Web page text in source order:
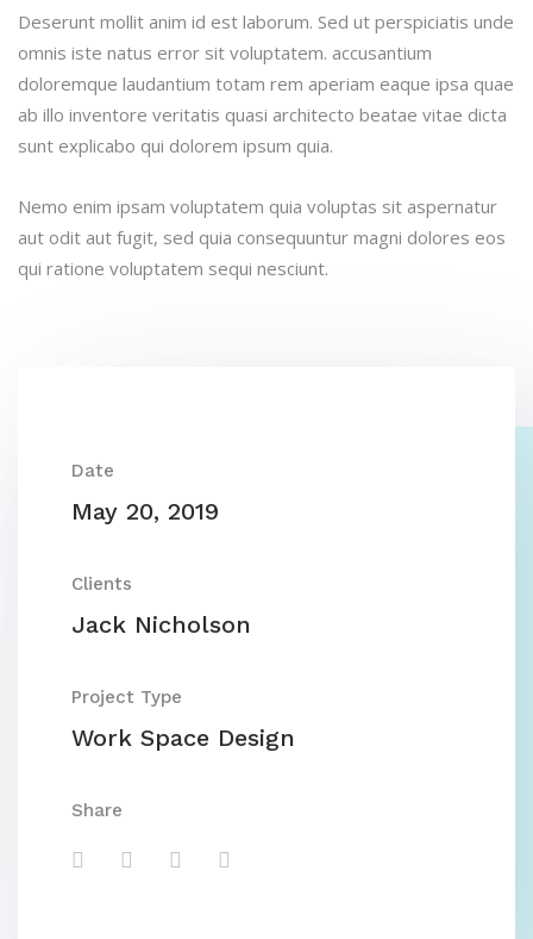
Deserunt mollit anim id est laborum. Sed ut perspiciatis unde
omnis iste natus error sit voluptatem. accusantium
doloremque laudantium totam rem aperiam eaque ipsa quae
ab illo inventore veritatis quasi architecto beatae vitae dicta
sunt explicabo qui dolorem ipsum quia.
Nemo enim ipsam voluptatem quia voluptas sit aspernatur
aut odit aut fugit, sed quia consequuntur magni dolores eos
qui ratione voluptatem sequi nesciunt.
Date
May 20, 2019
Clients
Jack Nicholson
Project Type
Work Space Design
Share